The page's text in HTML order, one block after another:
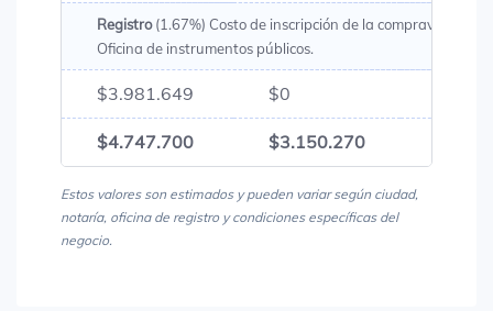
Registro(1.67%) Costo de inscripción de la compraventa en
Oficina de instrumentos públicos.
$3.981.649 $0
$4.747.700 $3.150.270
Estos valores son estimados y pueden variar según ciudad,
notaría, oficina de registro y condiciones específicas del
negocio.